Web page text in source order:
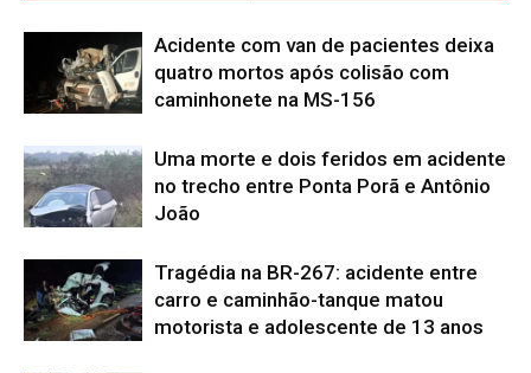
Acidente com van de pacientes deixa
quatro mortos após colisão com
caminhonete na MS-156
Uma morte e dois feridos em acidente
no trecho entre Ponta Porã e Antônio
João
Tragédia na BR-267: acidente entre
carro e caminhão-tanque matou
motorista e adolescente de 13 anos